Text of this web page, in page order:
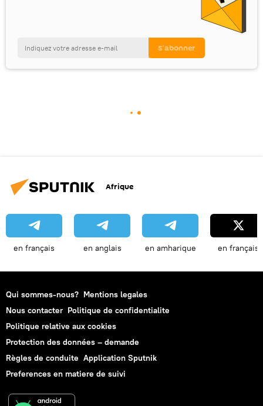
Afrique
en français en anglais en amharique en français
Qui sommes-nous? Mentions legales
Nous contacter Politique de confidentialite
Politique relative aux cookies
Protection des données – demande
Règles de conduite Application Sputnik
Preferences en matiere de suivi